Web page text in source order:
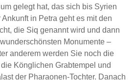
gelegt hat, das sich bis Syrien
in Petra geht es mit den
die Siq genannt wird und dann
Monumente –
anderem werden Sie noch die
Könglichen Grabtempel und
der Pharaonen-Tochter. Danach